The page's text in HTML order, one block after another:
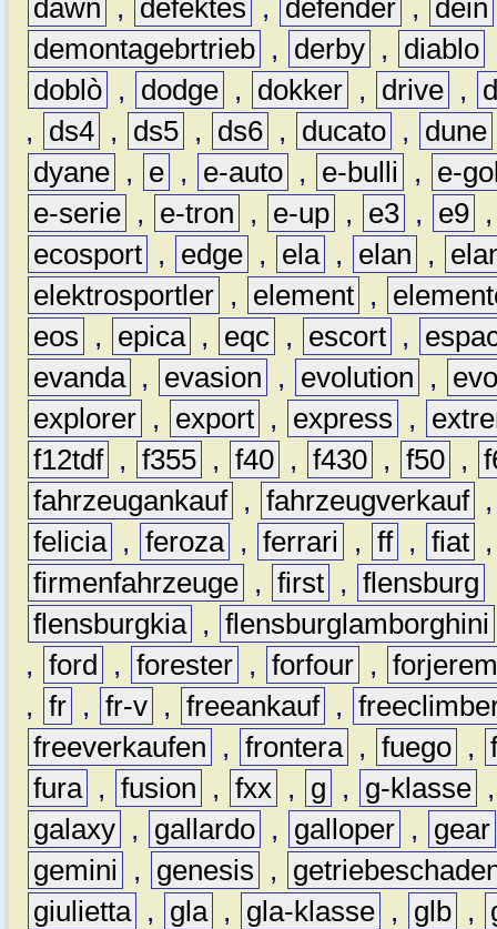
dawn , defektes , defender , dein
demontagebrtrieb , derby , diablo
doblò , dodge , dokker , drive ,
,
ds4 , ds5 , ds6 , ducato , dune
dyane , e , e-auto , e-bulli ,
e-
e-serie , e-tron , e-up , e3 , e9
ecosport , edge , ela , elan ,
elektrosportler , element ,
eos
, epica , eqc , escort ,
evanda , evasion , evolution ,
explorer , export , express ,
f12tdf , f355 , f40 , f430 , f50 ,
fahrzeugankauf , fahrzeugverkauf
felicia , feroza , ferrari , ff , fiat
firmenfahrzeuge , first , flensburg
flensburgkia , flensburglamborghini
, ford , forester , forfour ,
, fr , fr-v , freeankauf ,
freeverkaufen
, frontera , fuego ,
fura , fusion , fxx , g , g-klasse
galaxy , gallardo , galloper ,
gear
gemini
, genesis ,
giulietta , gla , gla-klasse , glb ,